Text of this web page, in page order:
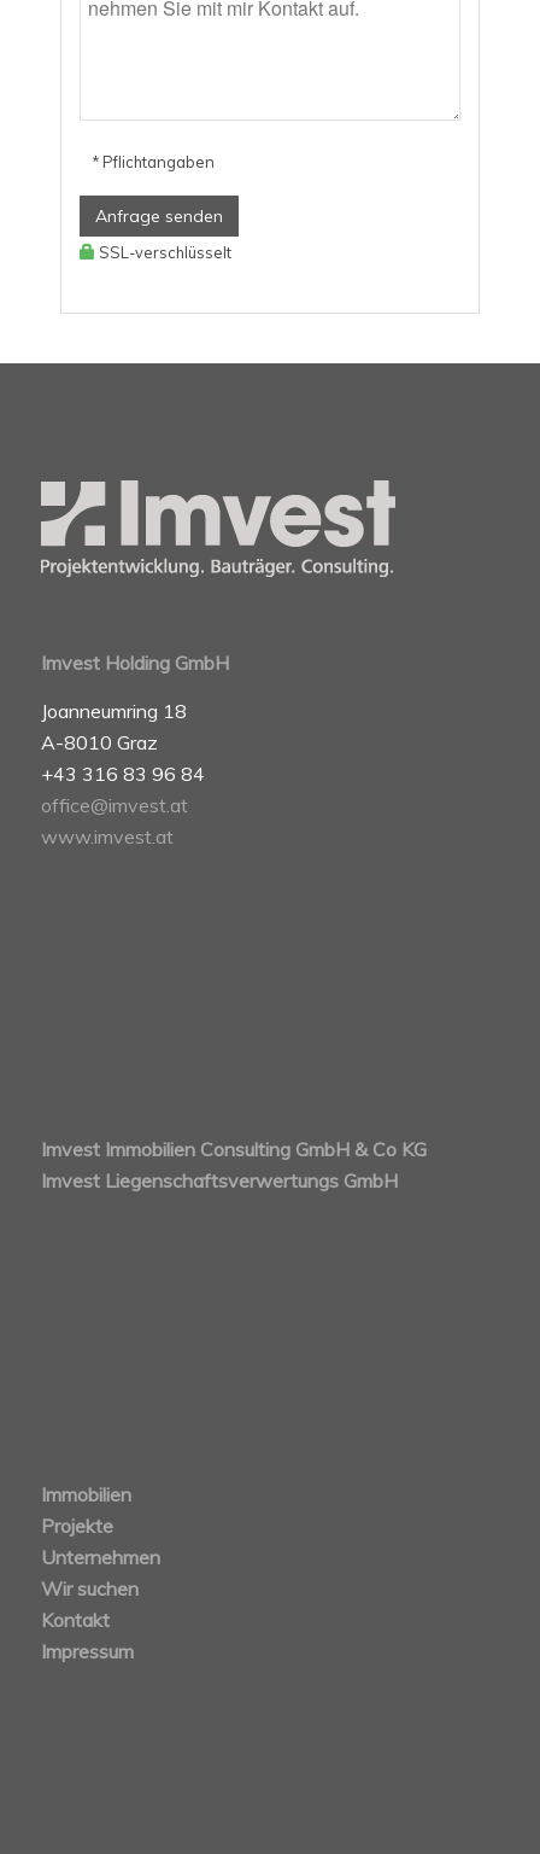
* Pflichtangaben
Anfrage senden
SSL-verschlüsselt
Imvest Holding GmbH
Joanneumring 18
A-8010 Graz
+43 316 83 96 84
office@imvest.at
www.imvest.at
Imvest Immobilien Consulting GmbH & Co KG
Imvest Liegenschaftsverwertungs GmbH
Immobilien
Projekte
Unternehmen
Wir suchen
Kontakt
Impressum